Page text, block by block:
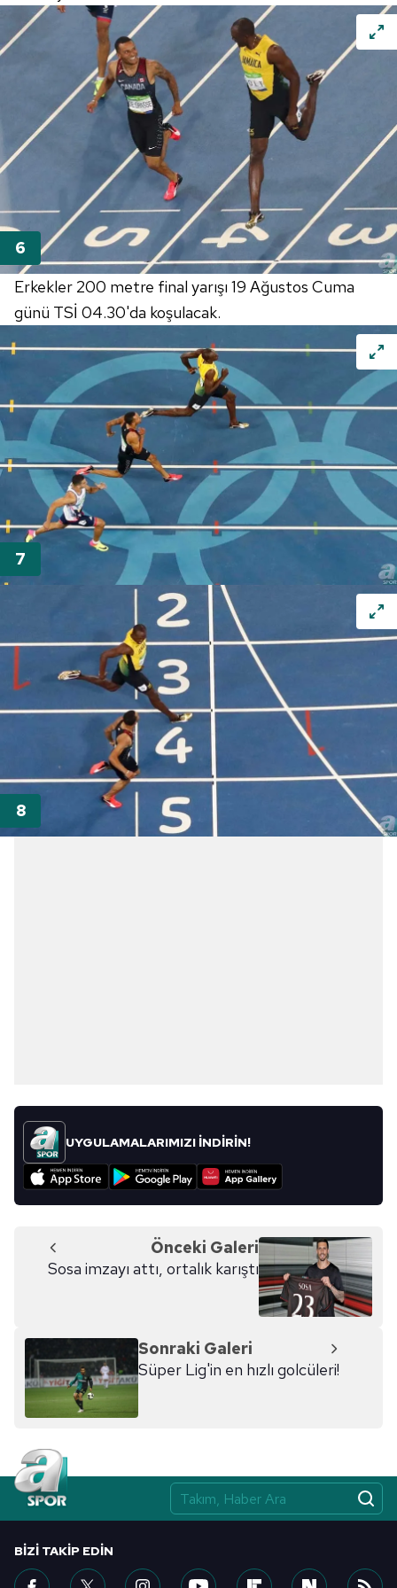
6698 sayılı Kişisel Verilerin Korunması Kanunu uyarınca
hazırlanmış Aydınlatma Metnimizi okumak ve sitemizde
ilgili mevzuata uygun olarak kullanılan çerezlerle ilgili bilgi
almak için lütfen
tıklayınız.
Erkekler 200 metre final yarışı 19 Ağustos Cuma
günü TSİ 04.30'da koşulacak.
UYGULAMALARIMIZI İNDİRİN!
Önceki Galeri
Sosa imzayı attı, ortalık karıştı
Sonraki Galeri
Süper Lig'in en hızlı golcüleri!
BIZI TAKIP EDIN